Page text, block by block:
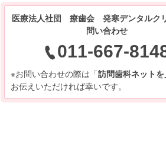
医療法人社団 療歯会 発寒デンタルク
問い合わせ
011-667-
※お問い合わせの際は「訪問歯科ネットを
お伝えいただければ幸いです。